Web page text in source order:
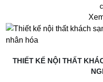
THIẾT KẾ NỘI THẤT